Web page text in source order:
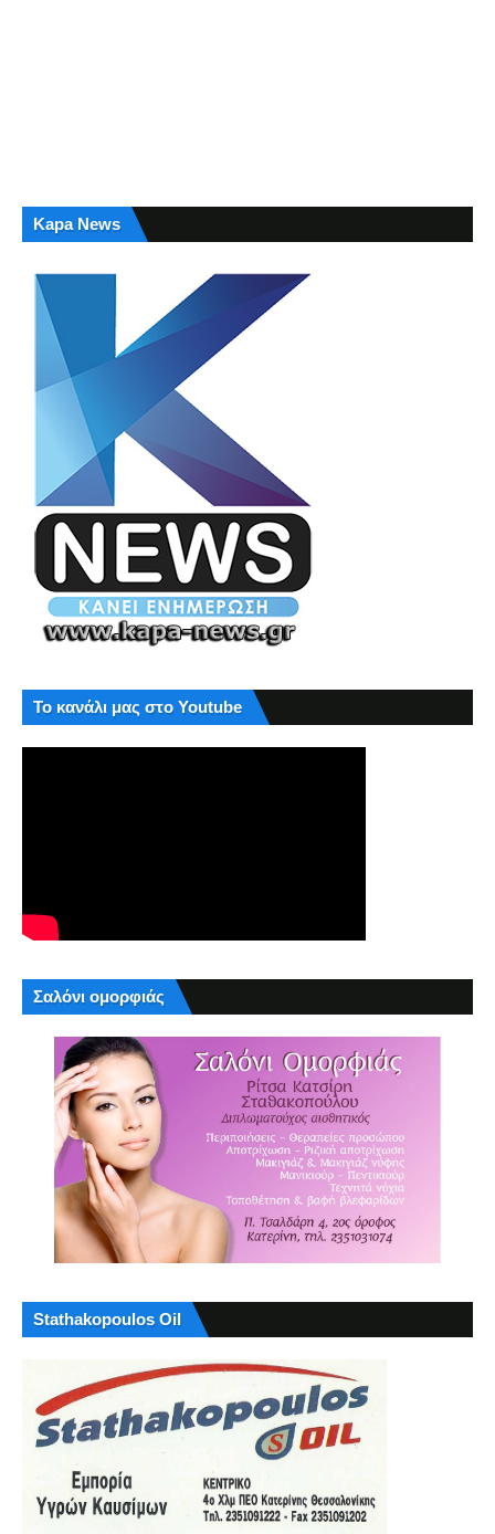
Kapa News
Το κανάλι μας στο Youtube
Σαλόνι ομορφιάς
Stathakopoulos Oil